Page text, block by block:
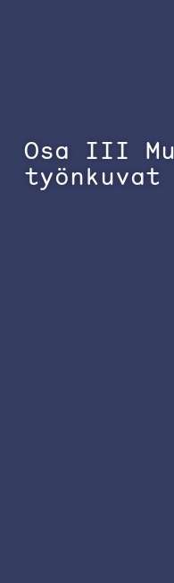
Osa III
työnkuvat